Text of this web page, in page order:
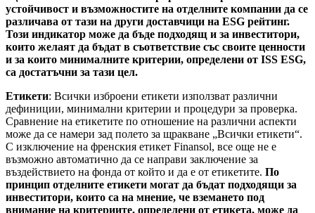
устойчивост и възможностите на отделните компании да се
различава от тази на други доставчици на ESG рейтинг.
Този индикатор може да бъде подходящ и за инвеститори,
които желаят да бъдат в съответствие със своите ценности
и за които минималните критерии, определени от ISS ESG,
са достатъчни за тази цел.
Етикети: Всички изброени етикети използват различни
дефиниции, минимални критерии и процедури за проверка.
Сравнение на етикетите по отношение на различни аспекти
може да се намери зад полето за щракване „Всички етикети“.
С изключение на френския етикет Finansol, все още не е
възможно автоматично да се направи заключение за
въздействието на фонда от който и да е от етикетите. По
принцип отделните етикети могат да бъдат подходящи за
инвеститори, които са на мнение, че вземането под
внимание на критериите, определени от етикета, може да